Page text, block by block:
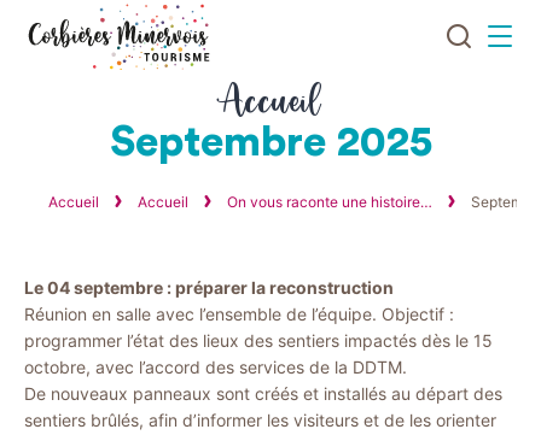
JeMenu
Accueil
Septembre 2025
Accueil Accueil On vous raconte une histoire…
Le 04 septembre : préparer la reconstruction
Réunion en salle avec l’ensemble de l’équipe. Objectif :
programmer l’état des lieux des sentiers impactés dès le 15
octobre, avec l’accord des services de la DDTM.
De nouveaux panneaux sont créés et installés au départ des
sentiers brûlés, afin d’informer les visiteurs et de les orienter